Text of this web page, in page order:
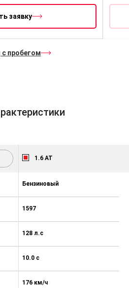
и подогрев
складывания
сидений
зеркало
заявку
пробегом
1.6 AT
Бензиновый
1597
128 л.с
10.0 с
176 км/ч